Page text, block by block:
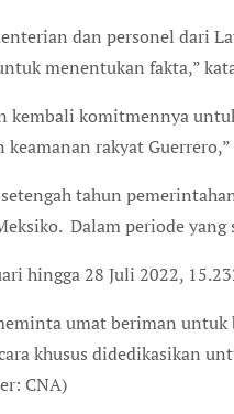
dan personel dari
menentukan fakta,”
kembali komitmennya
rakyat
tahun
Dalam periode
hingga 28 Juli 2022,
umat beriman untuk
khusus didedikasikan
CNA)